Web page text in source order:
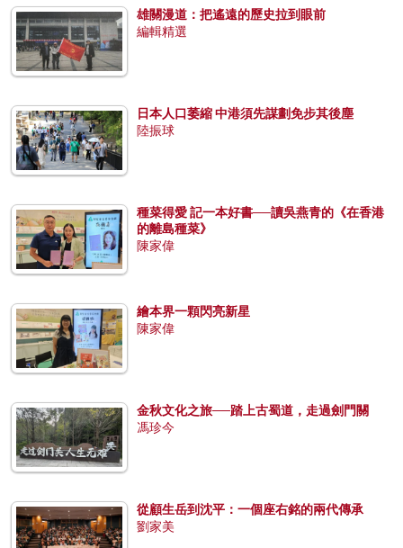
雄關漫道：把遙遠的歷史拉到眼前
編輯精選
日本人口萎縮 中港須先謀劃免步其後塵
陸振球
種菜得愛 記一本好書──讀吳燕青的《在香港
的離島種菜》
陳家偉
繪本界一顆閃亮新星
陳家偉
金秋文化之旅──踏上古蜀道，走過劍門關
馮珍今
從顧生岳到沈平：一個座右銘的兩代傳承
劉家美